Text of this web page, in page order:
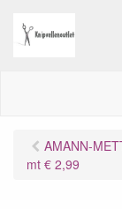
AMANN-
mt € 2,99